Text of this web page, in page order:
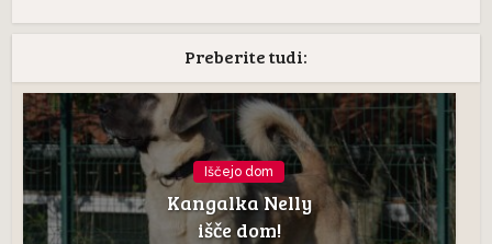
Preberite tudi:
Iščejo dom
Kangalka Nelly
išče dom!